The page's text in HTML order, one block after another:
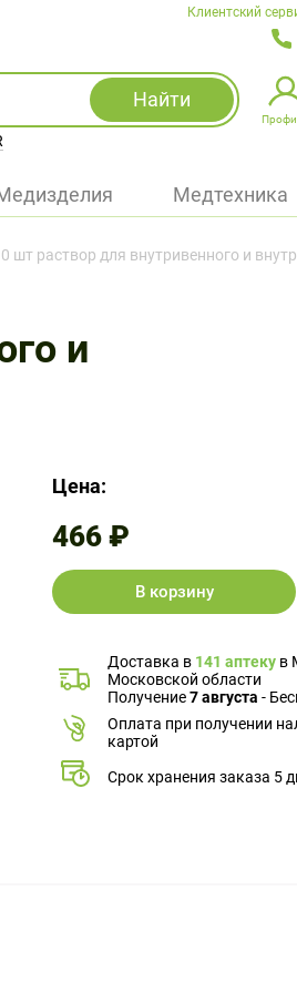
Клиентский
Найти
Избранное
Войти
Медтехника
раствор для внутривенного и
и
Цена:
466 ₽
В корзину
Доставка в 141 аптеку в
Московской области
Получение7 августа -
Оплата при получении
картой
Срок хранения заказа 5